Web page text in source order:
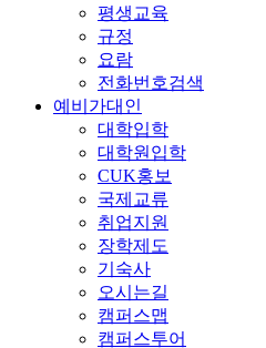
평생교육
규정
요람
전화번호검색
예비가대인
대학입학
대학원입학
CUK홍보
국제교류
취업지원
장학제도
기숙사
오시는길
캠퍼스맵
캠퍼스투어